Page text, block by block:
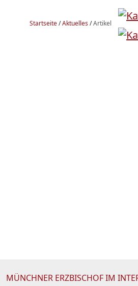
Startseite/Aktuelles/Artikel
MÜNCHNER ERZBISCHOF IM